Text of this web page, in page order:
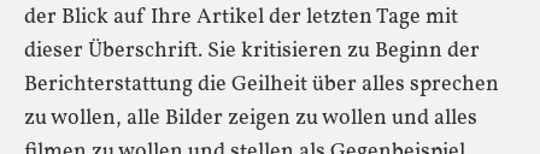
der Blick auf Ihre Artikel der letzten Tage mit
dieser Überschrift. Sie kritisieren zu Beginn der
Berichterstattung die Geilheit über alles sprechen
zu wollen, alle Bilder zeigen zu wollen und alles